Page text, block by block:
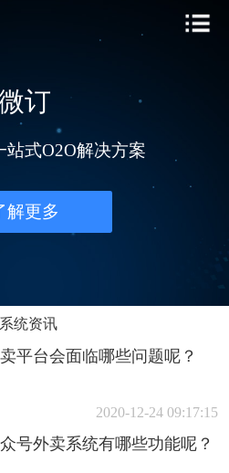
订
站式O2O解决方案
解更多
统资讯
平台会面临哪些问题呢？
2020-12-24 09:17:15
号外卖系统有哪些功能呢？